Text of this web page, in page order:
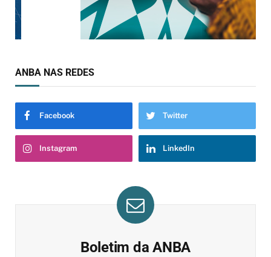
ANBA NAS REDES
Facebook Twitter
Instagram LinkedIn
Boletim da ANBA